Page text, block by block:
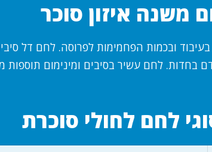
משנה איזון סוכר
ובכמות הפחמימות לפרוסה. לחם דל
בחדות. לחם עשיר בסיבים ומינימום תוספות
לחם לחולי סוכרת